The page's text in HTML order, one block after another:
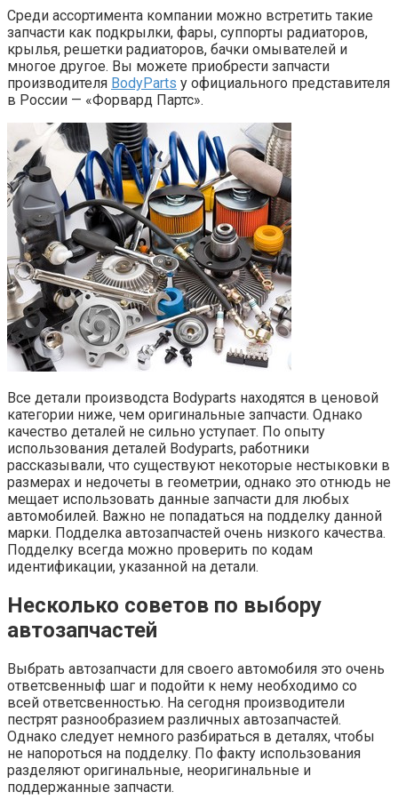
Среди ассортимента компании можно встретить такие
запчасти как подкрылки, фары, суппорты радиаторов,
крылья, решетки радиаторов, бачки омывателей и
многое другое. Вы можете приобрести запчасти
производителя BodyParts у официального представителя
в России — «Форвард Партс».
Все детали производста Bodyparts находятся в ценовой
категории ниже, чем оригинальные запчасти. Однако
качество деталей не сильно уступает. По опыту
использования деталей Bodyparts, работники
рассказывали, что существуют некоторые нестыковки в
размерах и недочеты в геометрии, однако это отнюдь не
мещает использовать данные запчасти для любых
автомобилей. Важно не попадаться на подделку данной
марки. Подделка автозапчастей очень низкого качества.
Подделку всегда можно проверить по кодам
идентификации, указанной на детали.
Несколько советов по выбору
автозапчастей
Выбрать автозапчасти для своего автомобиля это очень
ответсвенныф шаг и подойти к нему необходимо со
всей ответсвенностью. На сегодня производители
пестрят разнообразием различных автозапчастей.
Однако следует немного разбираться в деталях, чтобы
не напороться на подделку. По факту использования
разделяют оригинальные, неоригинальные и
поддержанные запчасти.